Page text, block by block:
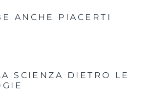
ANCHE PIACERTI
SCIENZA DIETRO LE